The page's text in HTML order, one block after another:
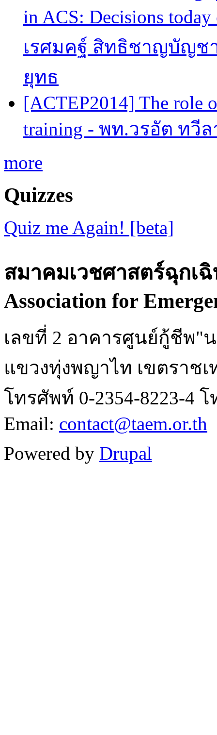
in ACS: Decisions
เรศมคฐ์ สิทธิชาญบัญช
ยุทธ
[ACTEP2014] The role
training - พท.วรอัต ทวี
more
Quizzes
Quiz me Again! [beta]
สมาคมเวชศาสตร์ฉุกเ
Association for
เลขที่ 2 อาคารศูนย์กู้ชีพ"
แขวงทุ่งพญาไท เขตราชเ
โทรศัพท์ 0-2354-8223-4 โ
Email: contact@taem.or.th
Powered by Drupal